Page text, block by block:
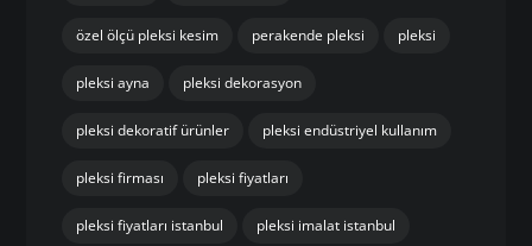
özel ölçü pleksi kesim perakende pleksi pleksi
pleksi ayna pleksi dekorasyon
pleksi dekoratif ürünler pleksi endüstriyel kullanım
pleksi firması pleksi fiyatları
pleksi fiyatları istanbul pleksi imalat istanbul